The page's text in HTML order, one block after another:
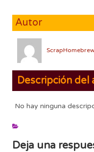
Autor
Descripción del
No hay ninguna
Deja una